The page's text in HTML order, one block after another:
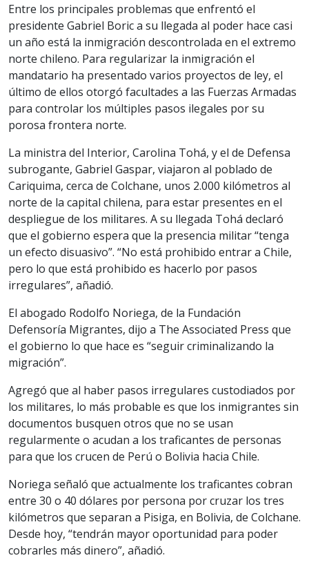
Entre los principales problemas que enfrentó el
presidente Gabriel Boric a su llegada al poder hace casi
un año está la inmigración descontrolada en el extremo
norte chileno. Para regularizar la inmigración el
mandatario ha presentado varios proyectos de ley, el
último de ellos otorgó facultades a las Fuerzas Armadas
para controlar los múltiples pasos ilegales por su
porosa frontera norte.
La ministra del Interior, Carolina Tohá, y el de Defensa
subrogante, Gabriel Gaspar, viajaron al poblado de
Cariquima, cerca de Colchane, unos 2.000 kilómetros al
norte de la capital chilena, para estar presentes en el
despliegue de los militares. A su llegada Tohá declaró
que el gobierno espera que la presencia militar “tenga
un efecto disuasivo”. “No está prohibido entrar a Chile,
pero lo que está prohibido es hacerlo por pasos
irregulares”, añadió.
El abogado Rodolfo Noriega, de la Fundación
Defensoría Migrantes, dijo a The Associated Press que
el gobierno lo que hace es “seguir criminalizando la
migración”.
Agregó que al haber pasos irregulares custodiados por
los militares, lo más probable es que los inmigrantes sin
documentos busquen otros que no se usan
regularmente o acudan a los traficantes de personas
para que los crucen de Perú o Bolivia hacia Chile.
Noriega señaló que actualmente los traficantes cobran
entre 30 o 40 dólares por persona por cruzar los tres
kilómetros que separan a Pisiga, en Bolivia, de Colchane.
Desde hoy, “tendrán mayor oportunidad para poder
cobrarles más dinero”, añadió.